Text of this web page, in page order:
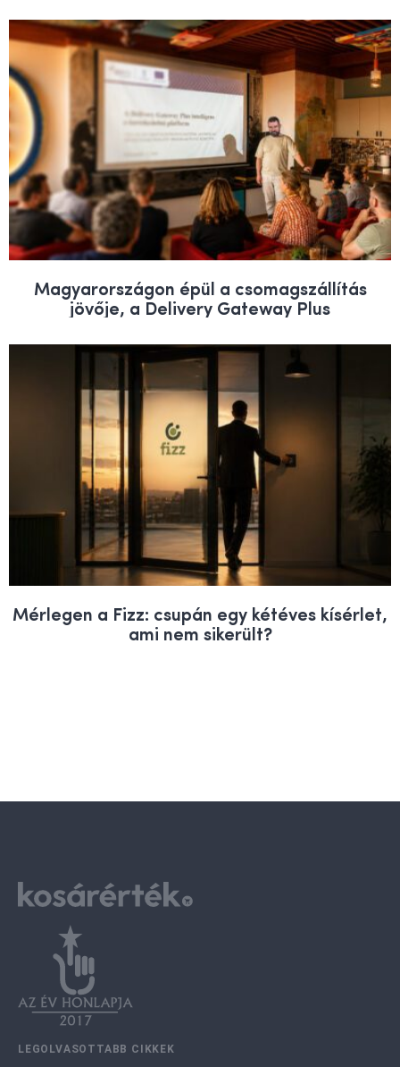
Magyarországon épül a csomagszállítás
jövője, a Delivery Gateway Plus
Mérlegen a Fizz: csupán egy kétéves kísérlet,
ami nem sikerült?
LEGOLVASOTTABB CIKKEK